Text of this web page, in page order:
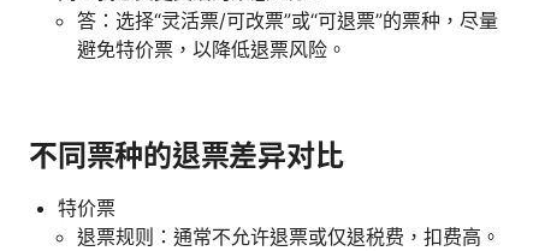
答：选择“灵活票/可改票”或“可退票”的票种，尽量
避免特价票，以降低退票风险。
不同票种的退票差异对比
特价票
退票规则：通常不允许退票或仅退税费，扣费高。